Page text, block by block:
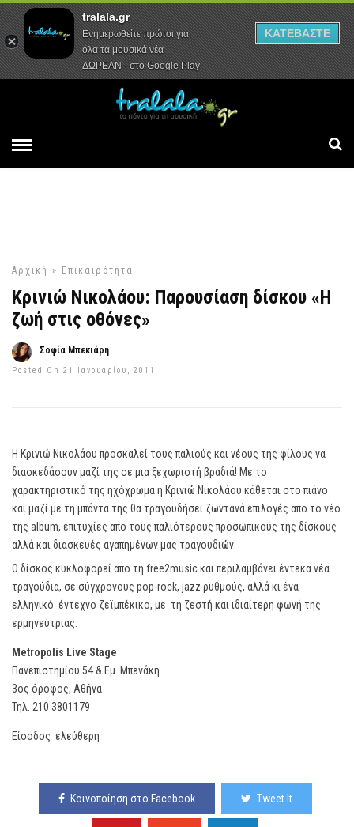
Αρχική Συνεντεύξεις Ρεπορτάζ
Αρχική » Επικαιρότητα
Κρινιώ Νικολάου: Παρουσίαση δίσκου «Η
ζωή στις οθόνες»
Σοφία Μπεκιάρη
Posted On 21 Ιανουαρίου, 2011
Η Κρινιώ Νικολάου προσκαλεί τους παλιούς και νέους της φίλους να
διασκεδάσουν μαζί της σε μια ξεχωριστή βραδιά! Με το
χαρακτηριστικό της ηχόχρωμα η Κρινιώ Νικολάου κάθεται στο πιάνο
και μαζί με τη μπάντα της θα τραγουδήσει ζωντανά επιλογές απο το νέο
της album, επιτυχίες απο τους παλιότερους προσωπικούς της δίσκους
αλλά και διασκευές αγαπημένων μας τραγουδιών.
Ο δίσκος κυκλοφορεί απο τη free2music και περιλαμβάνει έντεκα νέα
τραγούδια, σε σύγχρονους pop-rock, jazz ρυθμούς, αλλά κι ένα
ελληνικό έντεχνο ζεϊμπέκικο, με τη ζεστή και ιδιαίτερη φωνή της
ερμηνεύτριας.
Metropolis Live Stage
Πανεπιστημίου 54 & Εμ. Μπενάκη
3ος όροφος, Αθήνα
Τηλ. 210 3801179
Είσοδος ελεύθερη
Κοινοποίηση στο Facebook Tweet It
tralala.gr
Ενημερωθείτε πρώτοι για
όλα τα μουσικά νέα
ΔΩΡΕΑΝ - στο Google Play
ΚΑΤΕΒΑΣΤΕ